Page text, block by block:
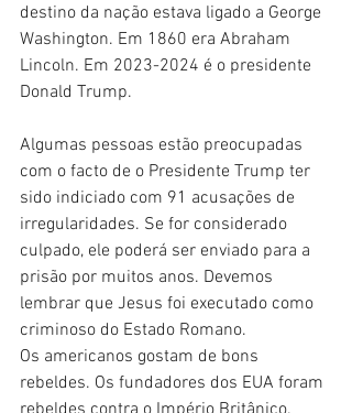
destino da nação estava ligado a George
Washington. Em 1860 era Abraham
Lincoln. Em 2023-2024 é o presidente
Donald Trump.
Algumas pessoas estão preocupadas
com o facto de o Presidente Trump ter
sido indiciado com 91 acusações de
irregularidades. Se for considerado
culpado, ele poderá ser enviado para a
prisão por muitos anos. Devemos
lembrar que Jesus foi executado como
criminoso do Estado Romano.
Os americanos gostam de bons
rebeldes. Os fundadores dos EUA foram